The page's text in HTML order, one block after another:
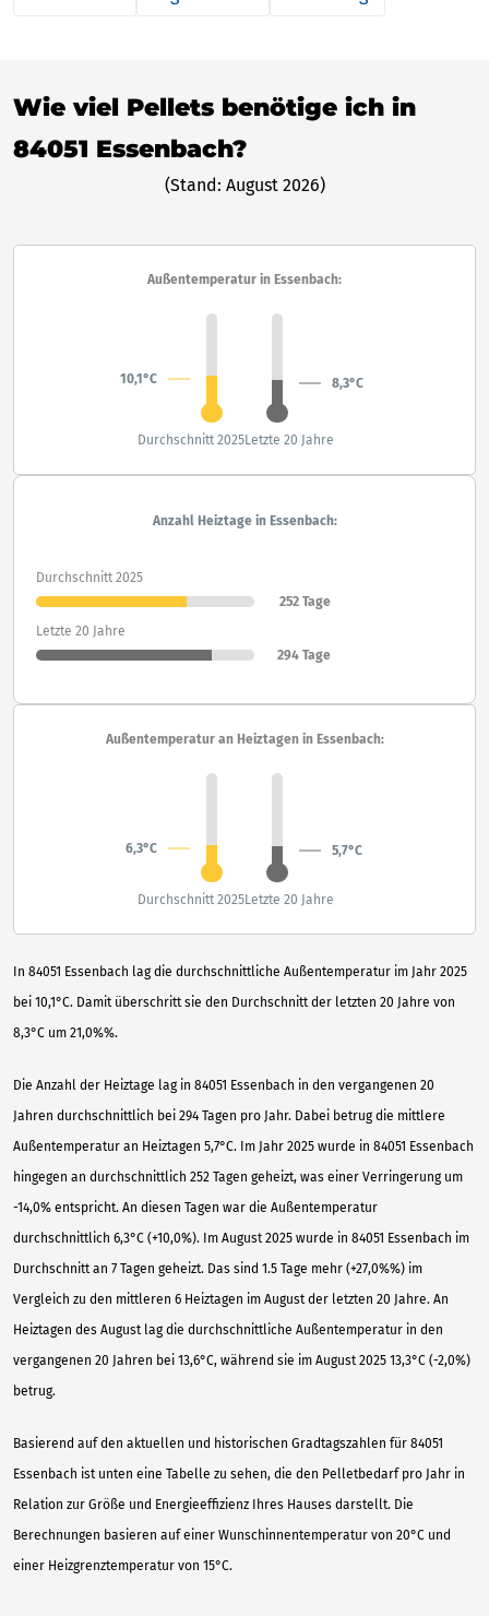
Wie viel Pellets benötige ich in
84051 Essenbach?
(Stand: August 2026)
In 84051 Essenbach lag die durchschnittliche Außentemperatur im Jahr 2025
bei 10,1°C. Damit überschritt sie den Durchschnitt der letzten 20 Jahre von
8,3°C um 21,0%%.
Die Anzahl der Heiztage lag in 84051 Essenbach in den vergangenen 20
Jahren durchschnittlich bei 294 Tagen pro Jahr. Dabei betrug die mittlere
Außentemperatur an Heiztagen 5,7°C. Im Jahr 2025 wurde in 84051 Essenbach
hingegen an durchschnittlich 252 Tagen geheizt, was einer Verringerung um
-14,0% entspricht. An diesen Tagen war die Außentemperatur
durchschnittlich 6,3°C (+10,0%). Im August 2025 wurde in 84051 Essenbach im
Durchschnitt an 7 Tagen geheizt. Das sind 1.5 Tage mehr (+27,0%%) im
Vergleich zu den mittleren 6 Heiztagen im August der letzten 20 Jahre. An
Heiztagen des August lag die durchschnittliche Außentemperatur in den
vergangenen 20 Jahren bei 13,6°C, während sie im August 2025 13,3°C (-2,0%)
betrug.
Basierend auf den aktuellen und historischen Gradtagszahlen für 84051
Essenbach ist unten eine Tabelle zu sehen, die den Pelletbedarf pro Jahr in
Relation zur Größe und Energieeffizienz Ihres Hauses darstellt. Die
Berechnungen basieren auf einer Wunschinnentemperatur von 20°C und
einer Heizgrenztemperatur von 15°C.
Außentemperatur in Essenbach:
10,1°C 8,3°C
Durchschnitt 2025Letzte 20 Jahre
Anzahl Heiztage in Essenbach:
Durchschnitt 2025
252 Tage
Letzte 20 Jahre
294 Tage
Außentemperatur an Heiztagen in Essenbach:
6,3°C 5,7°C
Durchschnitt 2025Letzte 20 Jahre